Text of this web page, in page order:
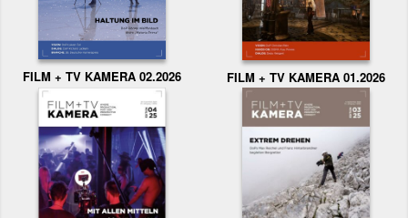
FILM + TV KAMERA 02.2026 FILM + TV KAMERA 01.2026